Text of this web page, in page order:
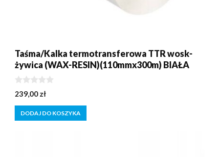
Taśma/Kalka termotransferowa TTR wosk-
żywica (WAX-RESIN)(110mmx300m) BIAŁA
0
z
5
239,00 zł
DODAJ DO KOSZYKA